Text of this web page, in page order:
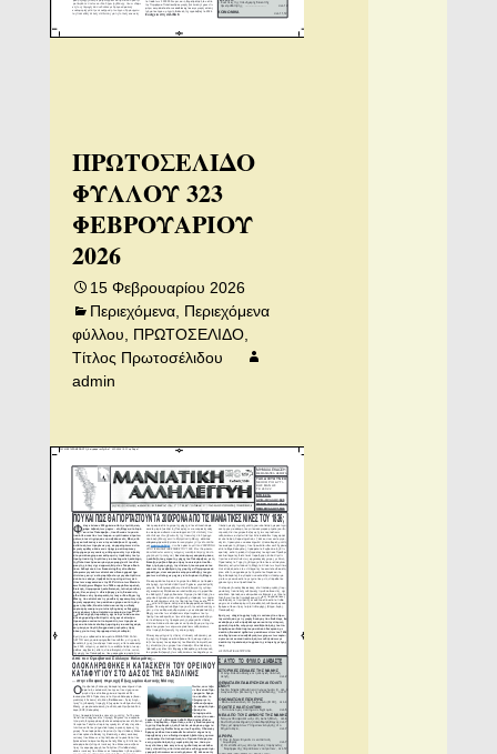
ΠΡΩΤΟΣΕΛΙΔΟ
ΦΥΛΛΟΥ 323
ΦΕΒΡΟΥΑΡΙΟΥ
2026
15 Φεβρουαρίου 2026
Περιεχόμενα, Περιεχόμενα
φύλλου
ΠΡΩΤΟΣΕΛΙΔΟ,
Τίτλος Πρωτοσέλιδου
admin